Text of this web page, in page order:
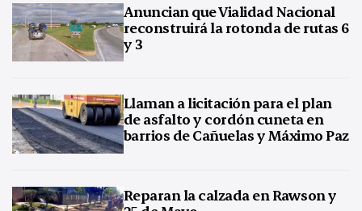
Anuncian que Vialidad Nacional
reconstruirá la rotonda de rutas 6
y 3
Llaman a licitación para el plan
de asfalto y cordón cuneta en
barrios de Cañuelas y Máximo Paz
Reparan la calzada en Rawson y